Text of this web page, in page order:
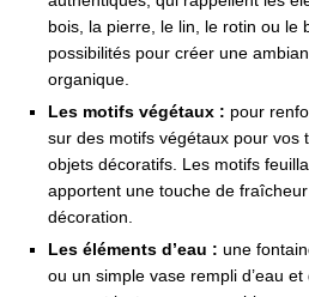
bois, la pierre, le lin, le rotin ou le
possibilités pour créer une
organique.
Les motifs végétaux : pour
sur des motifs végétaux pour vos
objets décoratifs. Les motifs
apportent une touche de
décoration.
Les éléments d’eau : une
ou un simple vase rempli d’eau